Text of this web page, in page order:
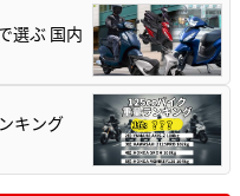
選ぶ 国内
キング